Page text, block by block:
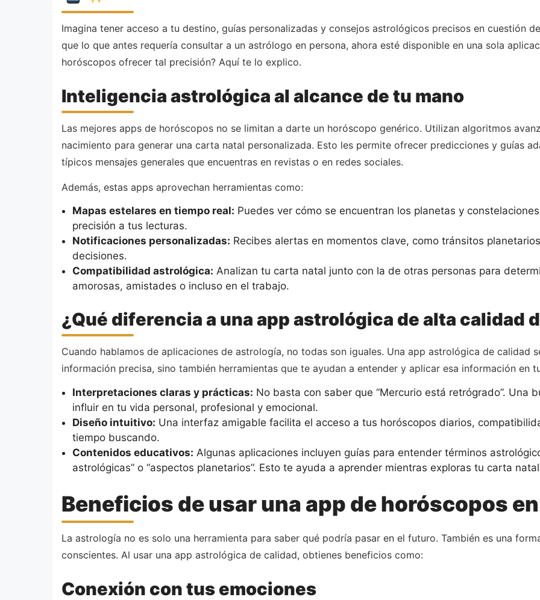
Imagina tener acceso a tu destino, guías personalizadas y consejos astrológicos precisos en cuestión
que lo que antes requería consultar a un astrólogo en persona, ahora esté disponible en una sola
horóscopos ofrecer tal precisión? Aquí te lo explico.
Inteligencia astrológica al alcance de tu mano
Las mejores apps de horóscopos no se limitan a darte un horóscopo genérico. Utilizan algoritmos
nacimiento para generar una carta natal personalizada. Esto les permite ofrecer predicciones y guías
típicos mensajes generales que encuentras en revistas o en redes sociales.
Además, estas apps aprovechan herramientas como:
Mapas estelares en tiempo real: Puedes ver cómo se encuentran los planetas y
precisión a tus lecturas.
Notificaciones personalizadas: Recibes alertas en momentos clave, como tránsitos
decisiones.
Compatibilidad astrológica: Analizan tu carta natal junto con la de otras personas para
amorosas, amistades o incluso en el trabajo.
¿Qué diferencia a una app astrológica de alta calidad
Cuando hablamos de aplicaciones de astrología, no todas son iguales. Una app astrológica de calidad
información precisa, sino también herramientas que te ayudan a entender y aplicar esa información en
Interpretaciones claras y prácticas: No basta con saber que “Mercurio está retrógrado”. Una
influir en tu vida personal, profesional y emocional.
Diseño intuitivo: Una interfaz amigable facilita el acceso a tus horóscopos diarios,
tiempo buscando.
Contenidos educativos: Algunas aplicaciones incluyen guías para entender términos
astrológicas” o “aspectos planetarios”. Esto te ayuda a aprender mientras exploras tu carta
Beneficios de usar una app de horóscopos
La astrología no es solo una herramienta para saber qué podría pasar en el futuro. También es una
conscientes. Al usar una app astrológica de calidad, obtienes beneficios como:
Conexión con tus emociones